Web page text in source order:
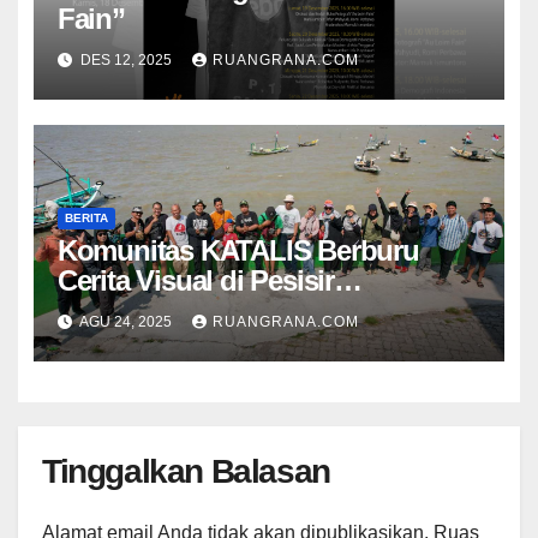
Fain”
DES 12, 2025 RUANGRANA.COM
BERITA
Komunitas KATALIS Berburu
Cerita Visual di Pesisir
Nambangan
AGU 24, 2025 RUANGRANA.COM
Tinggalkan Balasan
Alamat email Anda tidak akan dipublikasikan. Ruas